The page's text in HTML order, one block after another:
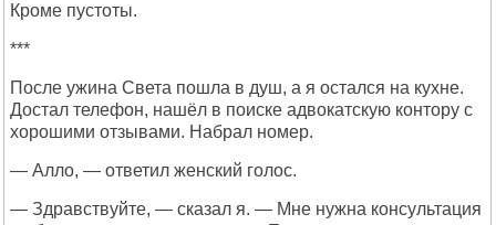
Кроме пустоты.
***
После ужина Света пошла в душ, а я остался на кухне.
Достал телефон, нашёл в поиске адвокатскую контору с
хорошими отзывами. Набрал номер.
— Алло, — ответил женский голос.
— Здравствуйте, — сказал я. — Мне нужна консультация